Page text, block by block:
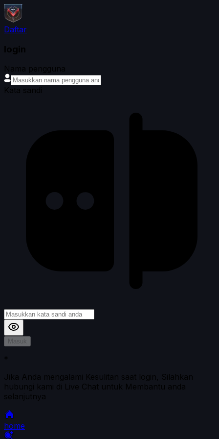
Daftar
login
Nama pengguna
Kata sandi
Masuk
*
Jika Anda mengalami Kesulitan saat login, Silahkan
hubungi kami di Live Chat untuk Membantu anda
selanjutnya
home